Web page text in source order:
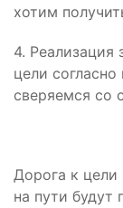
хотим
4. Реализация
цели
сверяемся со
Дорога к цели
на пути будут